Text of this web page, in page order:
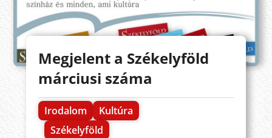
Megjelent a Székelyföld
márciusi száma
Irodalom
Kultúra
Székelyföld